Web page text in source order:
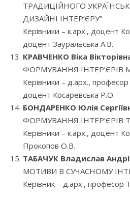
ТРАДИЦІЙНОГО
ДИЗАЙНІ ІНТЕР’ЄРУ”
Керівники – к.арх., доцент
доцент Зауральська А.В.
КРАВЧЕНКО Віка
ФОРМУВАННЯ ІНТЕР’ЄРІВ
Керівники – д.арх.,
доцент Косаревська Р.О.
БОНДАРЕНКО Юлія
ФОРМУВАННЯ ІНТЕР’ЄРІВ
Керівники – к.арх., доцент
Прокопов О.В.
ТАБАЧУК Владислав
МОТИВИ В СУЧАСНОМУ
Керівник – д.арх., професор